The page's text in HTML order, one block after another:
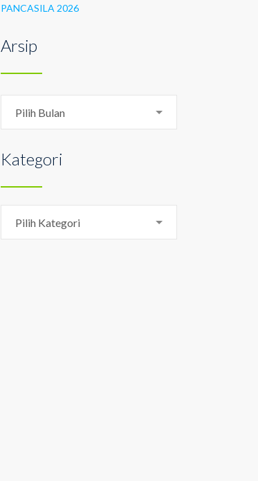
PANCASILA 2026
Arsip
Pilih Bulan
Kategori
Pilih Kategori